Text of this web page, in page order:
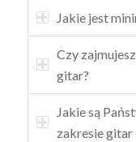
Jakie jest
Czy
gitar?
Jakie są
zakresie gitar